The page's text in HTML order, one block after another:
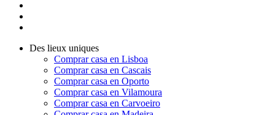
Des lieux uniques
Comprar casa en Lisboa
Comprar casa en Cascais
Comprar casa en Oporto
Comprar casa en Vilamoura
Comprar casa en Carvoeiro